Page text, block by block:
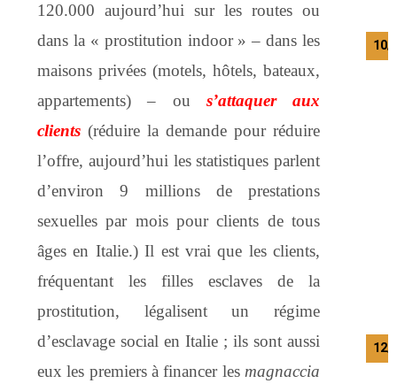
120.000 aujourd’hui sur les routes ou
dans la « prostitution indoor » – dans les
maisons privées (motels, hôtels, bateaux,
appartements) – ou s’attaquer aux
clients (réduire la demande pour réduire
l’offre, aujourd’hui les statistiques parlent
d’environ 9 millions de prestations
sexuelles par mois pour clients de tous
âges en Italie.) Il est vrai que les clients,
fréquentant les filles esclaves de la
prostitution, légalisent un régime
d’esclavage social en Italie ; ils sont aussi
eux les premiers à financer les magnaccia
10/
12/